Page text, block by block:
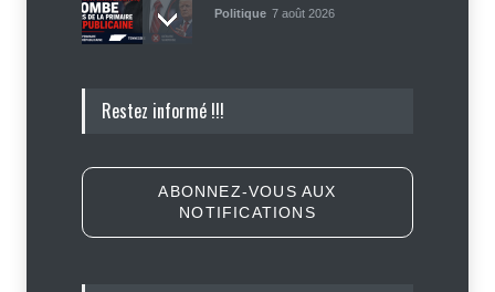
Politique 7 août 2026
former de véritables spécialistes
Police nationale : les divisions
Restez informé !!!
ABONNEZ-VOUS AUX
NOTIFICATIONS